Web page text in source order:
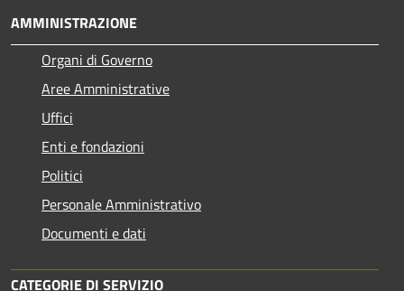
AMMINISTRAZIONE
Organi di Governo
Aree Amministrative
Uffici
Enti e fondazioni
Politici
Personale Amministrativo
Documenti e dati
CATEGORIE DI SERVIZIO